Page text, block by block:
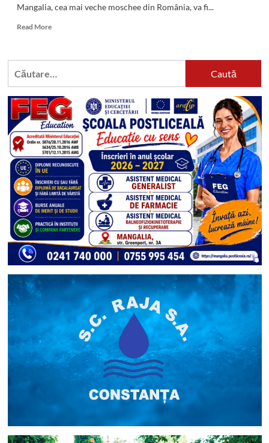
Mangalia, cea mai veche moschee din România, va fi...
Read MoreRead
Timp
musulmanii
din
întreaga
lume
celebrează
Kurban
ul,
Sărbătoarea
Sacrificiului
Caută